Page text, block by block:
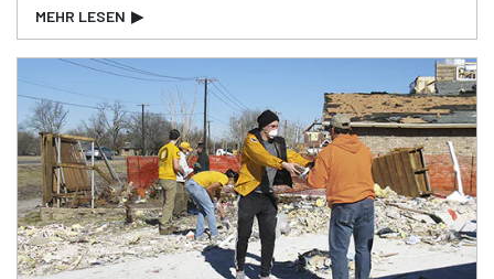
MEHR LESEN ▶